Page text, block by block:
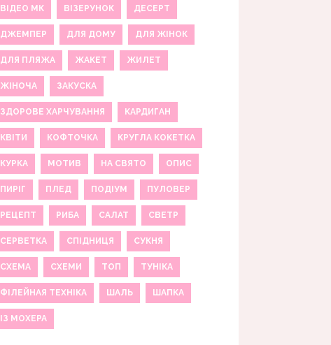
ВІДЕО МК ВІЗЕРУНОК ДЕСЕРТ
ДЖЕМПЕР ДЛЯ ДОМУ ДЛЯ ЖІНОК
ДЛЯ ПЛЯЖА ЖАКЕТ ЖИЛЕТ
ЖІНОЧА ЗАКУСКА
ЗДОРОВЕ ХАРЧУВАННЯ КАРДИГАН
КВІТИ КОФТОЧКА КРУГЛА КОКЕТКА
КУРКА МОТИВ НА СВЯТО ОПИС
ПИРІГ ПЛЕД ПОДІУМ ПУЛОВЕР
РЕЦЕПТ РИБА САЛАТ СВЕТР
СЕРВЕТКА СПІДНИЦЯ СУКНЯ
СХЕМА СХЕМИ ТОП ТУНІКА
ФІЛЕЙНАЯ ТЕХНІКА ШАЛЬ ШАПКА
ІЗ МОХЕРА